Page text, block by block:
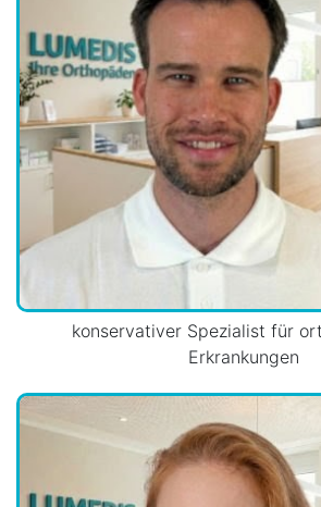
konservativer Spezialist für
Erkrankungen